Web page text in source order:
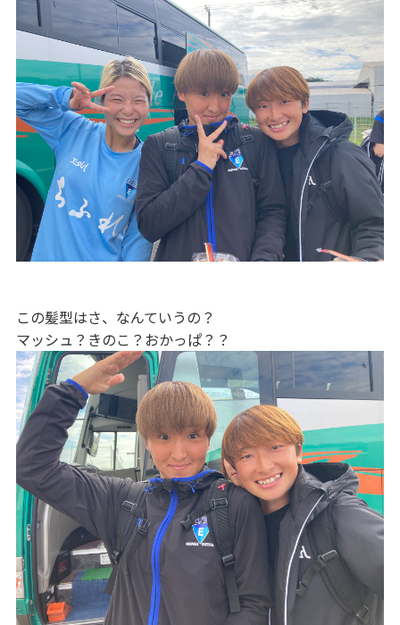
この髪型はさ、なんていうの？
マッシュ？きのこ？おかっぱ？？